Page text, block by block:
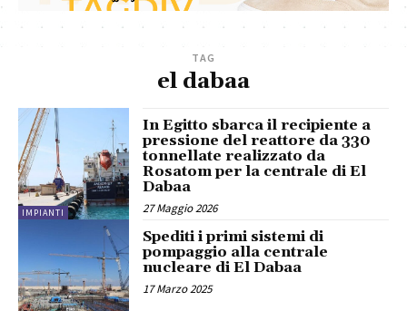
TAG
el dabaa
IMPIANTI
In Egitto sbarca il recipiente a
pressione del reattore da 330
tonnellate realizzato da
Rosatom per la centrale di El
Dabaa
27 Maggio 2026
Spediti i primi sistemi di
pompaggio alla centrale
nucleare di El Dabaa
17 Marzo 2025